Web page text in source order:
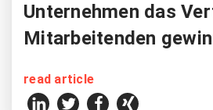
Unternehmen das
Mitarbeitenden
read article